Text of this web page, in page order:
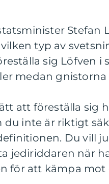
Stefan
typ av
sig Löfven i
medan gnistorna
att föreställa sig
inte är riktigt
Du vill
jediriddaren när
för att kämpa